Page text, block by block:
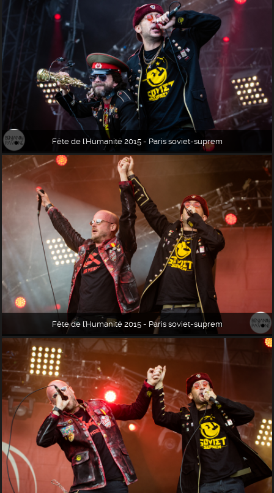
Fête de l'Humanité 2015 - Paris soviet-suprem
Fête de l'Humanité 2015 - Paris soviet-suprem